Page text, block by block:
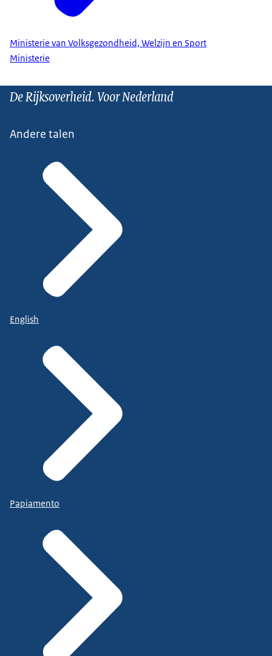
Ministerie van Volksgezondheid, Welzijn en Sport
Ministerie
De Rijksoverheid. Voor Nederland
Andere talen
English
Papiamento